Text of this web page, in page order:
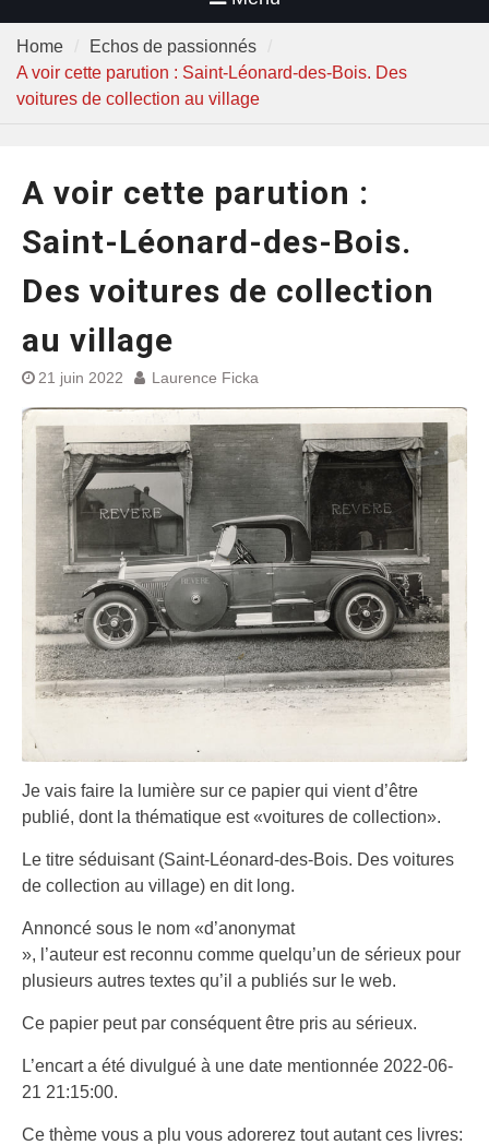
Home
Echos de passionnés
A voir cette parution : Saint-Léonard-des-Bois. Des
voitures de collection au village
A voir cette parution :
Saint-Léonard-des-Bois.
Des voitures de collection
au village
21 juin 2022 Laurence Ficka
Je vais faire la lumière sur ce papier qui vient d’être
publié, dont la thématique est «voitures de collection».
Le titre séduisant (Saint-Léonard-des-Bois. Des voitures
de collection au village) en dit long.
Annoncé sous le nom «d’anonymat
», l’auteur est reconnu comme quelqu’un de sérieux pour
plusieurs autres textes qu’il a publiés sur le web.
Ce papier peut par conséquent être pris au sérieux.
L’encart a été divulgué à une date mentionnée 2022-06-
21 21:15:00.
Ce thème vous a plu vous adorerez tout autant ces livres: